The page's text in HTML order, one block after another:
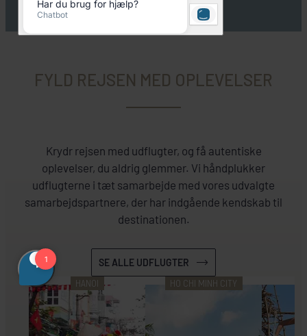
FYLD REJSEN MED OPLEVELSER
Krydr rejsen med udflugter, og få autentiske
oplevelser, du aldrig glemmer. Vi håndplukker
udflugterne i tæt samarbejde med vores udvalgte
samarbejdspartnere, der har indgående kendskab til
destinationen.
SE ALLE UDFLUGTER
HANOI HO CHI MINH CITY